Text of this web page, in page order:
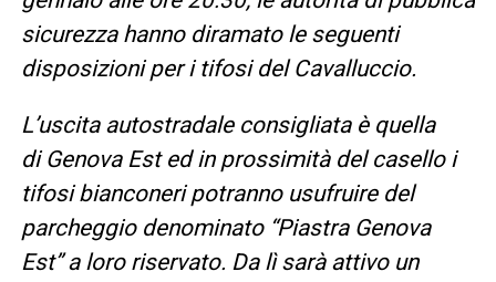
sicurezza hanno diramato le seguenti
disposizioni per i tifosi del Cavalluccio.
L’uscita autostradale consigliata è quella
di Genova Est ed in prossimità del casello i
tifosi bianconeri potranno usufruire del
parcheggio denominato “Piastra Genova
Est” a loro riservato. Da lì sarà attivo un